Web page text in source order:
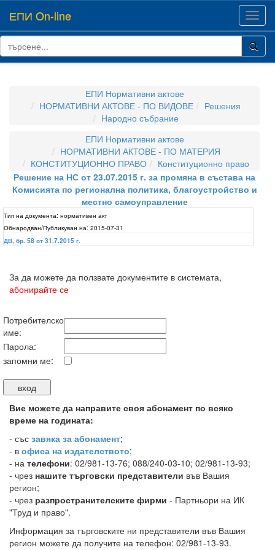
ЕПИ On-line
ЕПИ Нормативни актове
НОРМАТИВНИ АКТОВЕ - ПО ВИДОВЕ
Решения
Народно събрание
ЕПИ Нормативни актове
НОРМАТИВНИ АКТОВЕ - ПО МАТЕРИЯ
КОНСТИТУЦИОННО ПРАВО
Конституционно право
Решение на НС от 23.07.2015 г. за промяна в състава на
Комисията по регионална политика, благоустройство и
местно самоуправление
Тип на документа: нормативен акт
Обнародван/Публикуван на: 2015-07-31
ДВ, бр. 58 от 31.7.2015 г.
За да можете да ползвате документите в системата,
абонирайте се
Потребителско
име:
Парола:
запомни ме:
Вие можете да направите своя абонамент по всяко
време на годината:
- със завяка за абонамент;
- в офиса на издателството;
- на телефони: 02/981-13-76; 088/240-03-10; 02/981-13-93;
- чрез нашите търговски представители във Вашия
регион;
- чрез разпространителските фирми - Партньори на ИК
"Труд и право".
Информация за търговските ни представители във Вашия
регион можете да получите на телефон: 02/981-13-93.